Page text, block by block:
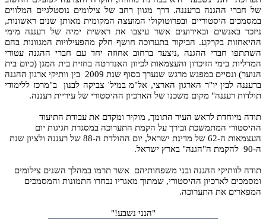
של חברי ההגנה ברעננה. דרך מגוון רחב של צילומים נוסטלגיים המלווים
במסמכים היסטוריים ובפרוטוקולי המועצה המקומית מאותן שנים ראשונות,
ניזכר באנשים ובאירועים אשר עיצבו את ראשית ימיה של רעננה מימי
ההיאחזות בקרקע. הביקור בתערוכה חושף חלק מהפעילויות המגוונות בהם
השתתפו חברי ההגנה ,ניצעד ברחוב אחוזה יחד עם חברי ההגנה עטורי
המדליות בימי הזיכרון והעצמאות לכיוון האנדרטה בחזית בית המגן (כיום בית
הנוער) ונסיים במפגש מרגש שנערך בסוף שנת 2009 בין וותיקי ארגון ההגנה
ברעננה לבין יו"ר הארגון הארצי, אל"מ במיל' צביקה לבנון ב"מרכז ללימודי
תולדות רעננה" מקום משכנו של הארכיון ההיסטורי של עיריית רעננה.
תודה מיוחדת לראש העיר התומך, מוקיר ומקדם את עבודת התיעוד
ההיסטורי המתמשכת ובירך על הקמת התערוכה במסגרת חגיגות יום
העצמאות ה-62 של מדינת ישראל, יום ההולדת ה-88 של רעננה ולציון שנת
ה-90 להקמת ה"הגנה" בארץ ישראל.
תודה לוותיקי ההגנה ובני משפחותיהם אשר תרמו במהלך השנים צילומים
ומסמכים לארכיון ההיסטורי, שמתוך מאגריו נבחרו התמונות והמסמכים
המפארים את התערוכה.
"הנני נשבע!"